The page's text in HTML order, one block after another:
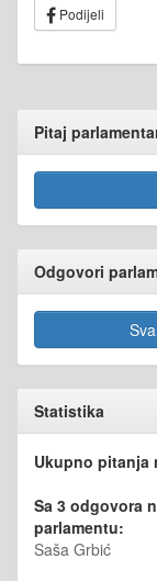
Podijeli
Pitaj
Odgovori
Statistika
Ukupno pitanja
Sa 3 odgovora
parlamentu:
Saša Grbić